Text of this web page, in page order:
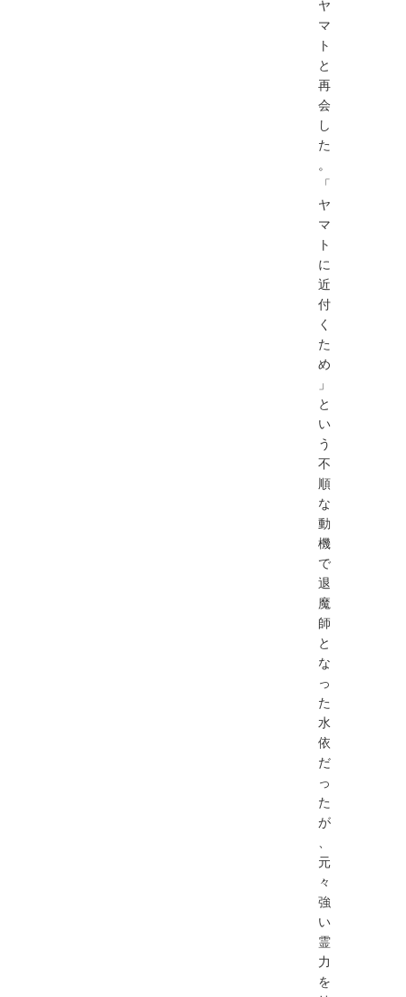
ヤ
マ
ト
と
再
会
し
た
。
「
ヤ
マ
ト
に
近
付
く
た
め
」
と
い
う
不
順
な
動
機
で
退
魔
師
と
な
っ
た
水
依
だ
っ
た
が
、
元
々
強
い
霊
力
を